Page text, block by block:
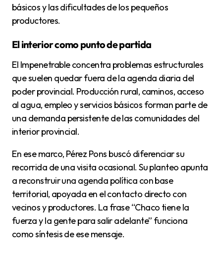
básicos y las dificultades de los pequeños
productores.
El interior como punto de partida
El Impenetrable concentra problemas estructurales
que suelen quedar fuera de la agenda diaria del
poder provincial. Producción rural, caminos, acceso
al agua, empleo y servicios básicos forman parte de
una demanda persistente de las comunidades del
interior provincial.
En ese marco, Pérez Pons buscó diferenciar su
recorrida de una visita ocasional. Su planteo apunta
a reconstruir una agenda política con base
territorial, apoyada en el contacto directo con
vecinos y productores. La frase “Chaco tiene la
fuerza y la gente para salir adelante” funciona
como síntesis de ese mensaje.